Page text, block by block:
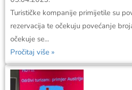
Turističke kompanije primijetile su
rezervacija te očekuju povećanje
očekuje se...
Pročitaj više »